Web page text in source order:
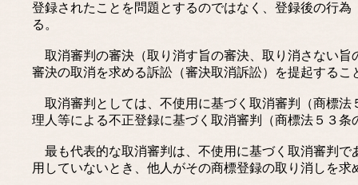
登録されたことを問題とするのではなく、登録後の行
る。
取消審判の審決（取り消す旨の審決、取り消さない旨
審決の取消を求める訴訟（審決取消訴訟）を提起するこ
取消審判としては、不使用に基づく取消審判（商標法
理人等による不正登録に基づく取消審判（商標法５３条
最も代表的な取消審判は、不使用に基づく取消審判で
用していないとき、他人がその商標登録の取り消しを求